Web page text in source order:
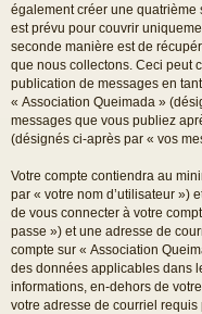
également créer une quatrième
est prévu pour couvrir
seconde manière est de
que nous collectons. Ceci peut
publication de messages en
« Association Queimada »
messages que vous publiez
(désignés ci-après par « vos
Votre compte contiendra au
par « votre nom d’utilisateur »)
de vous connecter à votre
passe ») et une adresse de
compte sur « Association
des données applicables dans
informations, en-dehors de
votre adresse de courriel